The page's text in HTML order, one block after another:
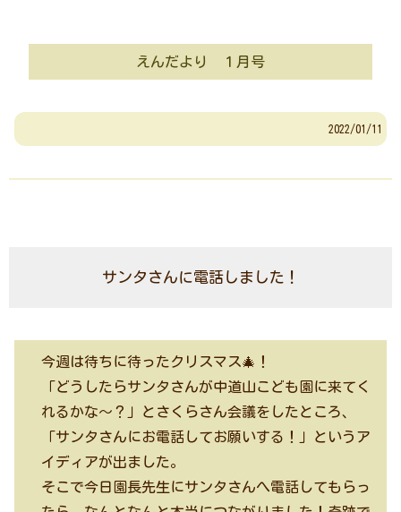
えんだより １月号
2022/01/11
サンタさんに電話しました！
今週は待ちに待ったクリスマス🎄！
「どうしたらサンタさんが中道山こども園に来てく
れるかな～？」とさくらさん会議をしたところ、
「サンタさんにお電話してお願いする！」というア
イディアが出ました。
そこで今日園長先生にサンタさんへ電話してもらっ